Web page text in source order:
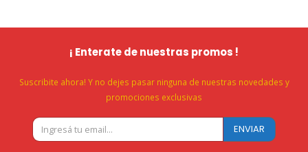
¡ Enterate de nuestras promos !
Suscribite ahora! Y no dejes pasar ninguna de nuestras novedades y
promociones exclusivas